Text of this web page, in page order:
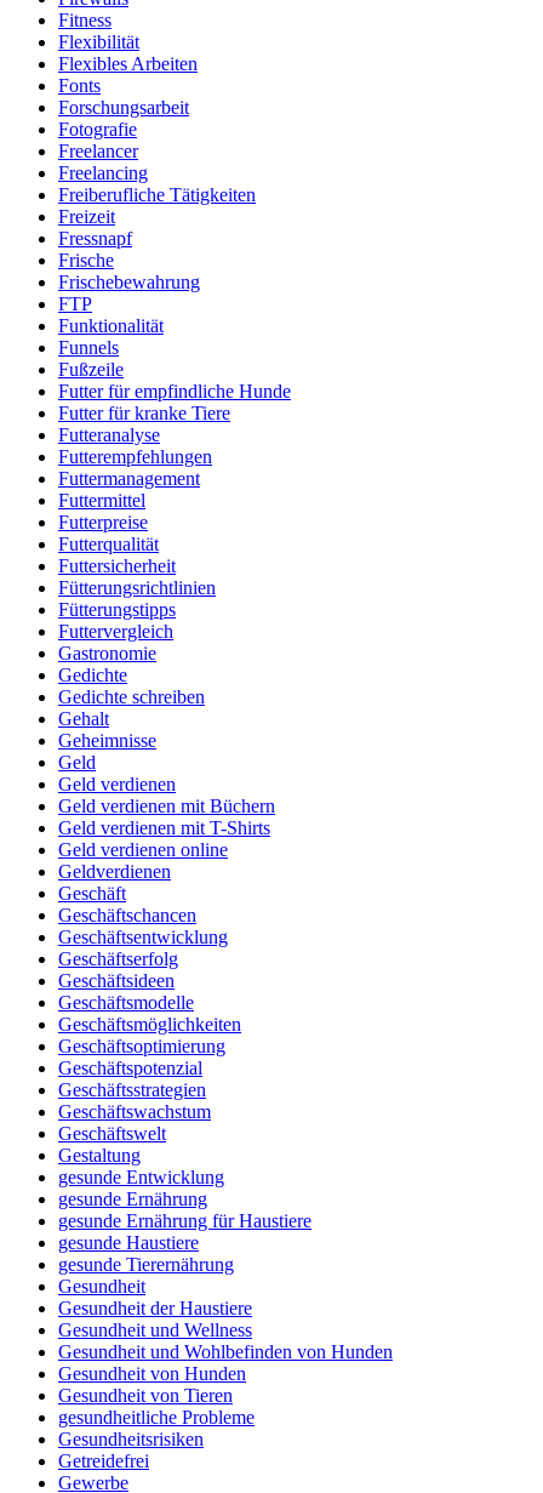
Fitness
Flexibilität
Flexibles Arbeiten
Fonts
Forschungsarbeit
Fotografie
Freelancer
Freelancing
Freiberufliche Tätigkeiten
Freizeit
Fressnapf
Frische
Frischebewahrung
FTP
Funktionalität
Funnels
Fußzeile
Futter für empfindliche Hunde
Futter für kranke Tiere
Futteranalyse
Futterempfehlungen
Futtermanagement
Futtermittel
Futterpreise
Futterqualität
Futtersicherheit
Fütterungsrichtlinien
Fütterungstipps
Futtervergleich
Gastronomie
Gedichte
Gedichte schreiben
Gehalt
Geheimnisse
Geld
Geld verdienen
Geld verdienen mit Büchern
Geld verdienen mit T-Shirts
Geld verdienen online
Geldverdienen
Geschäft
Geschäftschancen
Geschäftsentwicklung
Geschäftserfolg
Geschäftsideen
Geschäftsmodelle
Geschäftsmöglichkeiten
Geschäftsoptimierung
Geschäftspotenzial
Geschäftsstrategien
Geschäftswachstum
Geschäftswelt
Gestaltung
gesunde Entwicklung
gesunde Ernährung
gesunde Ernährung für Haustiere
gesunde Haustiere
gesunde Tierernährung
Gesundheit
Gesundheit der Haustiere
Gesundheit und Wellness
Gesundheit und Wohlbefinden von Hunden
Gesundheit von Hunden
Gesundheit von Tieren
gesundheitliche Probleme
Gesundheitsrisiken
Getreidefrei
Gewerbe